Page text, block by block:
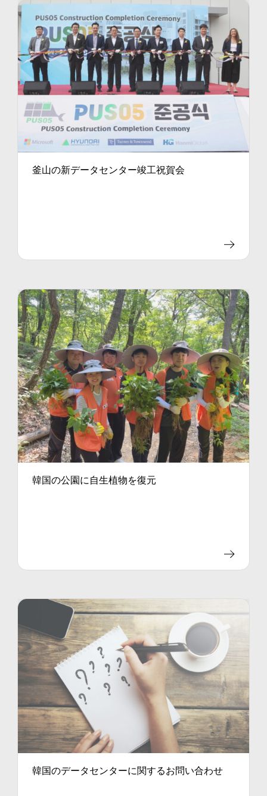
釜山の新データセンター竣工祝賀会
韓国の公園に自生植物を復元
韓国のデータセンターに関するお問い合わせ